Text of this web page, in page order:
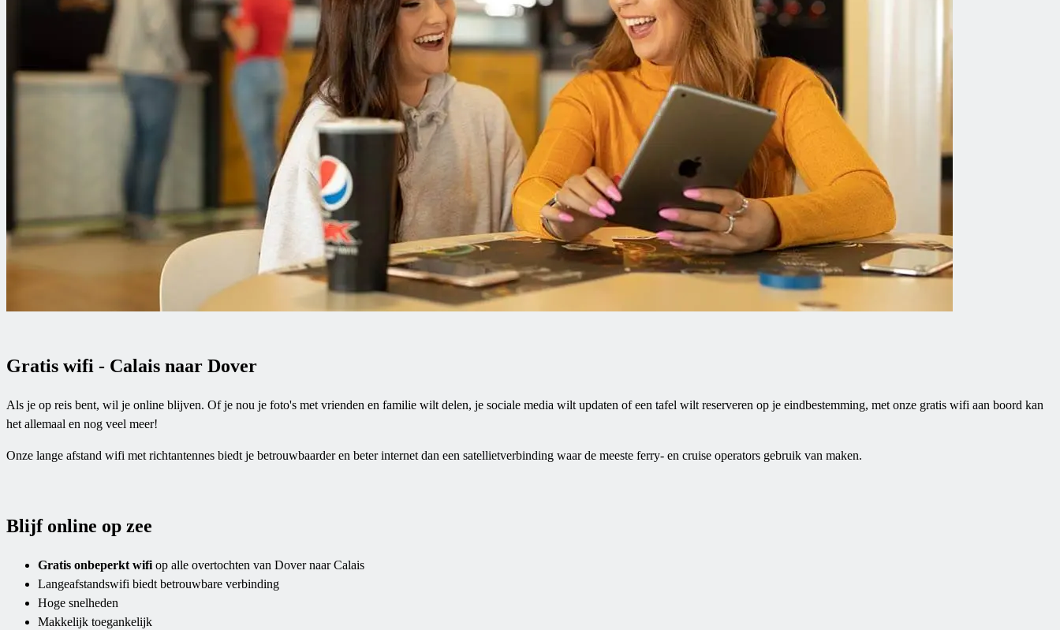
Gratis wifi - Calais naar Dover
Als je op reis bent, wil je online blijven. Of je nou je foto's met vrienden en familie wilt delen, je sociale media wilt updaten of een tafel wilt reserveren op je eindbestemming, met onze gratis wifi aan boord kan
het allemaal en nog veel meer!
Onze lange afstand wifi met richtantennes biedt je betrouwbaarder en beter internet dan een satellietverbinding waar de meeste ferry- en cruise operators gebruik van maken.
Blijf online op zee
Gratis onbeperkt wifi op alle overtochten van Dover naar Calais
Langeafstandswifi biedt betrouwbare verbinding
Hoge snelheden
Makkelijk toegankelijk